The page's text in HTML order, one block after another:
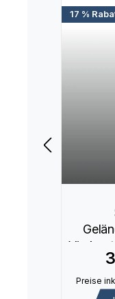
17 %
Preise